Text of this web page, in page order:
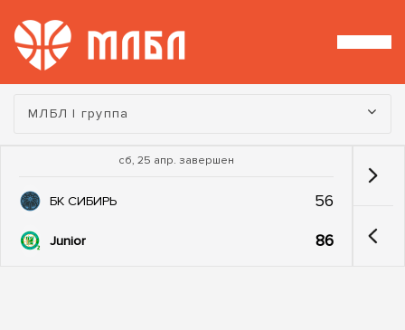
Турнир:
МЛБЛ I группа
сб, 25 апр. завершен
БК СИБИРЬ 56
Junior 86